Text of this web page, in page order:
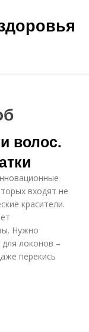
волос.
входят не
красители.
Нужно
локонов –
перекись